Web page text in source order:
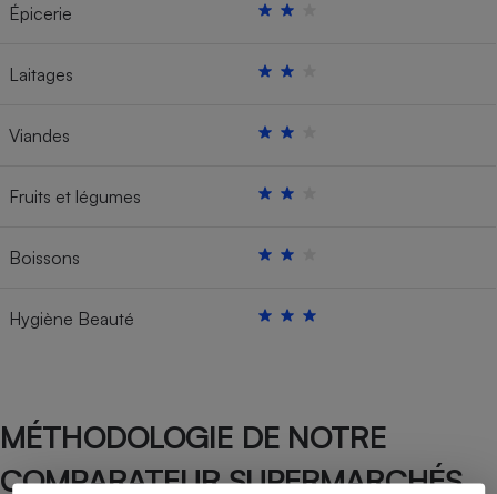
Épicerie
Laitages
Viandes
Fruits et légumes
Boissons
Hygiène Beauté
MÉTHODOLOGIE DE NOTRE
COMPARATEUR SUPERMARCHÉS